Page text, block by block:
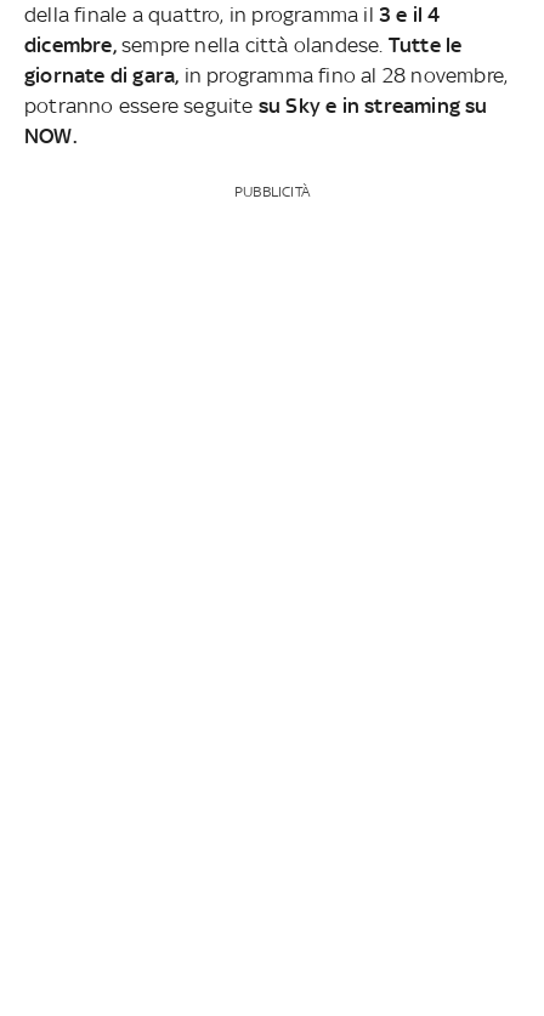
della finale a quattro, in programma il 3 e il 4
dicembre,sempre nella città olandese. Tutte le
giornate di gara, in programma fino al 28 novembre,
potranno essere seguite su Sky e in streaming su
NOW.
PUBBLICITÀ